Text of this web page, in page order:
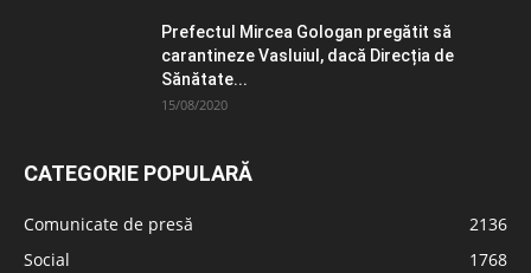
Prefectul Mircea Gologan pregătit să
carantineze Vasluiul, dacă Direcția de
Sănătate...
15/08/2020
CATEGORIE POPULARĂ
Comunicate de presă
2136
Social
1768